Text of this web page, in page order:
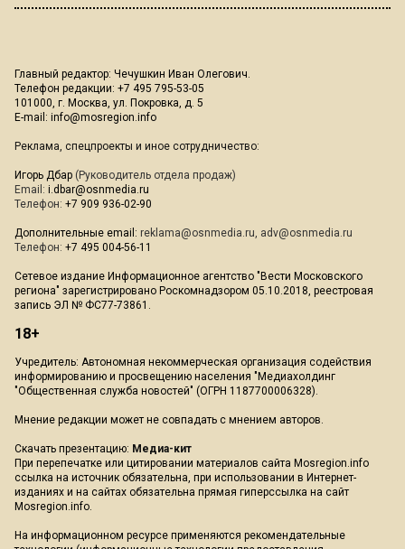
Главный редактор: Чечушкин Иван Олегович.
Телефон редакции: +7 495 795-53-05
101000, г. Москва, ул. Покровка, д. 5
E-mail: info@mosregion.info
Реклама, спецпроекты и иное сотрудничество:
Игорь Дбар (Руководитель отдела продаж)
Email: i.dbar@osnmedia.ru
Телефон: +7 909 936-02-90
Дополнительные email: reklama@osnmedia.ru, adv@osnmedia.ru
Телефон: +7 495 004-56-11
Сетевое издание Информационное агентство "Вести Московского
региона" зарегистрировано Роскомнадзором 05.10.2018, реестровая
запись ЭЛ № ФС77-73861.
18+
Учредитель: Автономная некоммерческая организация содействия
информированию и просвещению населения "Медиахолдинг
"Общественная служба новостей" (ОГРН 1187700006328).
Мнение редакции может не совпадать с мнением авторов.
Скачать презентацию: Медиа-кит
При перепечатке или цитировании материалов сайта Mosregion.info
ссылка на источник обязательна, при использовании в Интернет-
изданиях и на сайтах обязательна прямая гиперссылка на сайт
Mosregion.info.
На информационном ресурсе применяются рекомендательные